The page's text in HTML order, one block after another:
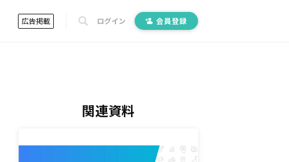
広告掲載 ログイン 会員登録
関連資料